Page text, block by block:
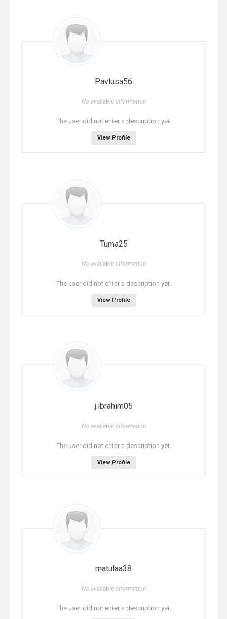
Pavlusa56
No available information
The user did not enter a description yet.
View Profile
Tuma25
No available information
The user did not enter a description yet.
View Profile
j.ibrahim05
No available information
The user did not enter a description yet.
View Profile
matulaa38
No available information
The user did not enter a description yet.